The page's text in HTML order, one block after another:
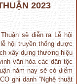
2023
sẽ diễn ra Lễ hội
hội truyền thống được
xây dựng thương hiệu
văn hóa các dân tộc
năm nay sẽ có điểm
ghi danh “Nghệ thuật